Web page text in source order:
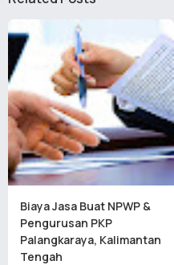
Biaya Jasa Buat NPWP &
Pengurusan PKP
Palangkaraya, Kalimantan
Tengah